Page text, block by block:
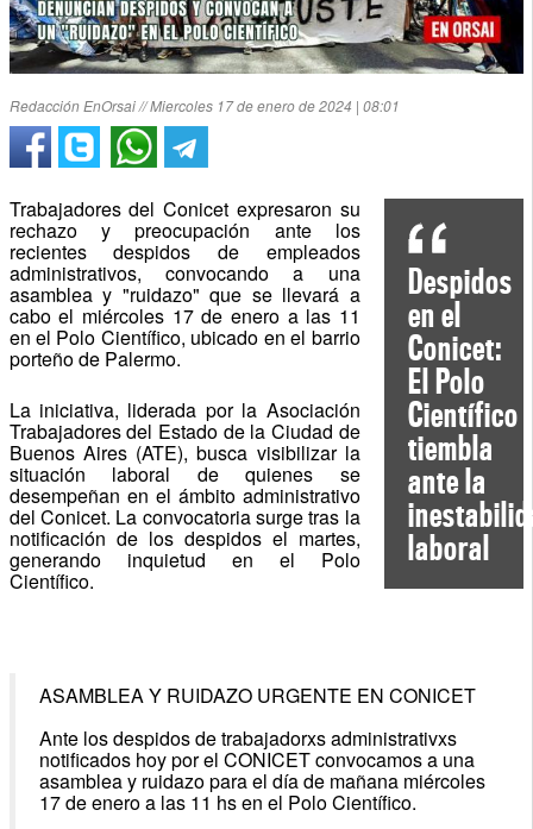
Redacción EnOrsai // Miercoles 17 de enero de 2024 | 08:01
Despidos
en el
Conicet:
El Polo
Científico
tiembla
ante la
laboral
Trabajadores del Conicet expresaron su
rechazo y preocupación ante los
recientes despidos de empleados
administrativos, convocando a una
asamblea y "ruidazo" que se llevará a
cabo el miércoles 17 de enero a las 11
en el Polo Científico, ubicado en el barrio
porteño de Palermo.
La iniciativa, liderada por la Asociación
Trabajadores del Estado de la Ciudad de
Buenos Aires (ATE), busca visibilizar la
situación laboral de quienes se
desempeñan en el ámbito administrativo
del Conicet. La convocatoria surge tras la
notificación de los despidos el martes,
generando inquietud en el Polo
Científico.
ASAMBLEA Y RUIDAZO URGENTE EN CONICET
Ante los despidos de trabajadorxs administrativxs
notificados hoy por el CONICET convocamos a una
asamblea y ruidazo para el día de mañana miércoles
17 de enero a las 11 hs en el Polo Científico.